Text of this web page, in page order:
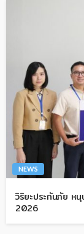
NEWS
วิริยะประกันภัย ห
2026